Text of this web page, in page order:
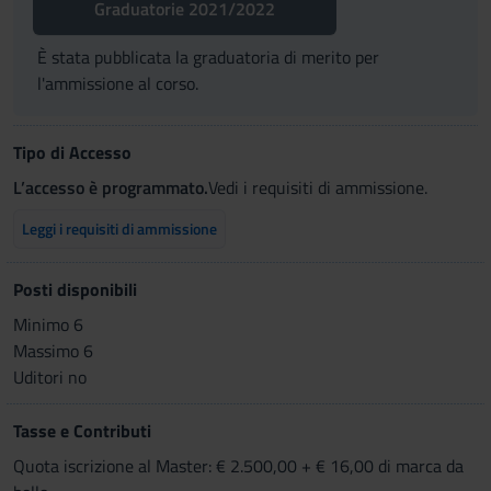
Graduatorie 2021/2022
È stata pubblicata la graduatoria di merito per
l'ammissione al corso.
Tipo di Accesso
L’accesso è programmato.Vedi i requisiti di ammissione.
Leggi i requisiti di ammissione
Posti disponibili
Minimo 6
Massimo 6
Uditori no
Tasse e Contributi
Quota iscrizione al Master: € 2.500,00 + € 16,00 di marca da